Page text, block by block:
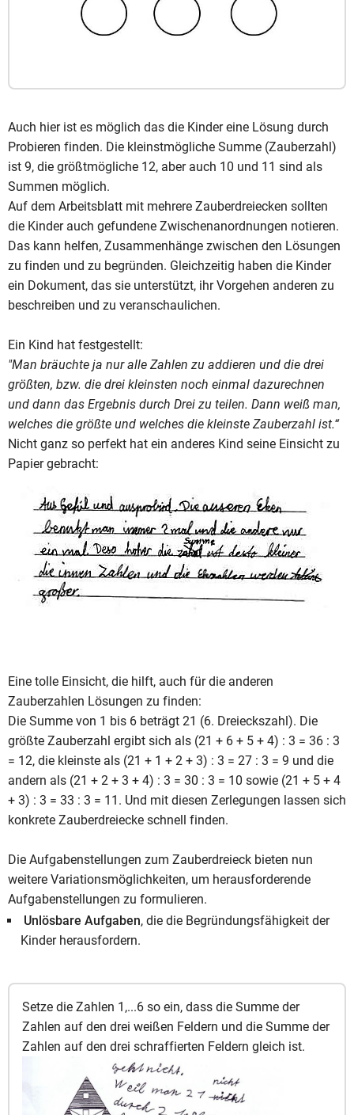
Auch hier ist es möglich das die Kinder eine Lösung durch
Probieren finden. Die kleinstmögliche Summe (Zauberzahl)
ist 9, die größtmögliche 12, aber auch 10 und 11 sind als
Summen möglich.
Auf dem Arbeitsblatt mit mehrere Zauberdreiecken sollten
die Kinder auch gefundene Zwischenanordnungen notieren.
Das kann helfen, Zusammenhänge zwischen den Lösungen
zu finden und zu begründen. Gleichzeitig haben die Kinder
ein Dokument, das sie unterstützt, ihr Vorgehen anderen zu
beschreiben und zu veranschaulichen.
Ein Kind hat festgestellt:
"Man bräuchte ja nur alle Zahlen zu addieren und die drei
größten, bzw. die drei kleinsten noch einmal dazurechnen
und dann das Ergebnis durch Drei zu teilen. Dann weiß man,
welches die größte und welches die kleinste Zauberzahl ist.“
Nicht ganz so perfekt hat ein anderes Kind seine Einsicht zu
Papier gebracht:
Eine tolle Einsicht, die hilft, auch für die anderen
Zauberzahlen Lösungen zu finden:
Die Summe von 1 bis 6 beträgt 21 (6. Dreieckszahl). Die
größte Zauberzahl ergibt sich als (21 + 6 + 5 + 4) : 3 = 36 : 3
= 12, die kleinste als (21 + 1 + 2 + 3) : 3 = 27 : 3 = 9 und die
andern als (21 + 2 + 3 + 4) : 3 = 30 : 3 = 10 sowie (21 + 5 + 4
+ 3) : 3 = 33 : 3 = 11. Und mit diesen Zerlegungen lassen sich
konkrete Zauberdreiecke schnell finden.
Die Aufgabenstellungen zum Zauberdreieck bieten nun
weitere Variationsmöglichkeiten, um herausforderende
Aufgabenstellungen zu formulieren.
Unlösbare Aufgaben, die die Begründungsfähigkeit der
Kinder herausfordern.
Setze die Zahlen 1,...6 so ein, dass die Summe der
Zahlen auf den drei weißen Feldern und die Summe der
Zahlen auf den drei schraffierten Feldern gleich ist.